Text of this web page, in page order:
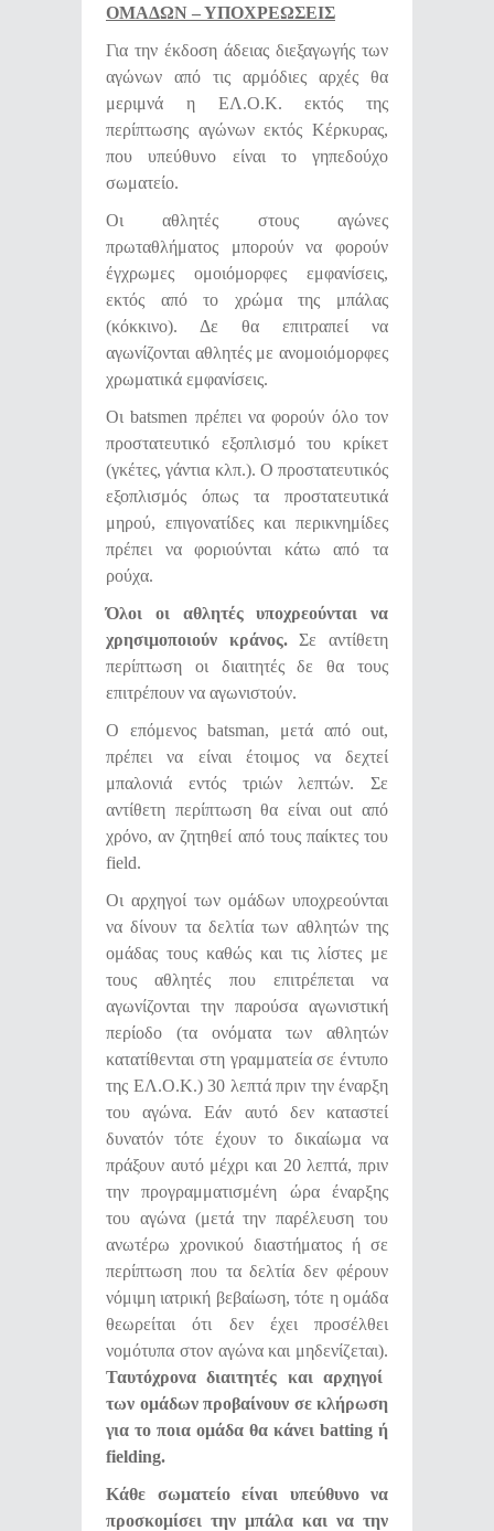
ΟΜΑΔΩΝ – ΥΠΟΧΡΕΩΣΕΙΣ
Για την έκδοση άδειας διεξαγωγής των
αγώνων από τις αρμόδιες αρχές θα
μεριμνά η ΕΛ.Ο.Κ. εκτός της
περίπτωσης αγώνων εκτός Κέρκυρας,
που υπεύθυνο είναι το γηπεδούχο
σωματείο.
Οι αθλητές στους αγώνες
πρωταθλήματος μπορούν να φορούν
έγχρωμες ομοιόμορφες εμφανίσεις,
εκτός από το χρώμα της μπάλας
(κόκκινο). Δε θα επιτραπεί να
αγωνίζονται αθλητές με ανομοιόμορφες
χρωματικά εμφανίσεις.
Οι batsmen πρέπει να φορούν όλο τον
προστατευτικό εξοπλισμό του κρίκετ
(γκέτες, γάντια κλπ.). Ο προστατευτικός
εξοπλισμός όπως τα προστατευτικά
μηρού, επιγονατίδες και περικνημίδες
πρέπει να φοριούνται κάτω από τα
ρούχα.
Όλοι οι αθλητές υποχρεούνται να
χρησιμοποιούν κράνος.Σε αντίθετη
περίπτωση οι διαιτητές δε θα τους
επιτρέπουν να αγωνιστούν.
Ο επόμενος batsman, μετά από out,
πρέπει να είναι έτοιμος να δεχτεί
μπαλονιά εντός τριών λεπτών. Σε
αντίθετη περίπτωση θα είναι out από
χρόνο, αν ζητηθεί από τους παίκτες του
field.
Οι αρχηγοί των ομάδων υποχρεούνται
να δίνουν τα δελτία των αθλητών της
ομάδας τους καθώς και τις λίστες με
τους αθλητές που επιτρέπεται να
αγωνίζονται την παρούσα αγωνιστική
περίοδο (τα ονόματα των αθλητών
κατατίθενται στη γραμματεία σε έντυπο
της ΕΛ.Ο.Κ.) 30 λεπτά πριν την έναρξη
του αγώνα. Εάν αυτό δεν καταστεί
δυνατόν τότε έχουν το δικαίωμα να
πράξουν αυτό μέχρι και 20 λεπτά, πριν
την προγραμματισμένη ώρα έναρξης
του αγώνα (μετά την παρέλευση του
ανωτέρω χρονικού διαστήματος ή σε
περίπτωση που τα δελτία δεν φέρουν
νόμιμη ιατρική βεβαίωση, τότε η ομάδα
θεωρείται ότι δεν έχει προσέλθει
νομότυπα στον αγώνα και μηδενίζεται).
Ταυτόχρονα διαιτητές και αρχηγοί
των ομάδων προβαίνουν σε κλήρωση
για το ποια ομάδα θα κάνει batting ή
fielding.
Κάθε σωματείο είναι υπεύθυνο να
προσκομίσει την μπάλα και να την